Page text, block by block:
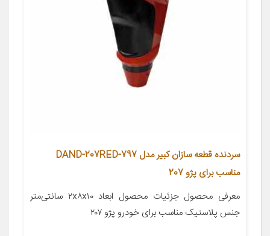
سردنده قطعه سازان کبیر مدل DAND-207RED-797
مناسب برای پژو 207
معرفی محصول جزئیات محصول ابعاد ۲x۸x۱۰ سانتی‌متر
جنس پلاستیک مناسب برای خودرو پژو ۲۰۷